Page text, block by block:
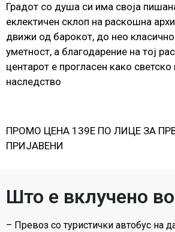
Градот со душа си има своја
еклектичен склоп на раскошна
движи од барокот, до нео
уметност, a благодарение на тој
центарот е прогласен како светско
наследство
ПРОМО ЦЕНА 139Е ПО ЛИЦЕ ЗА
ПРИЈАВЕНИ
Што е вклучено
– Превоз со туристички автобус на